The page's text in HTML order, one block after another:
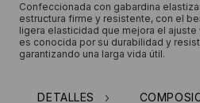
Confeccionada con gabardina
estructura firme y resistente, con el
ligera elasticidad que mejora el
es conocida por su durabilidad y
garantizando una larga vida útil.
DETALLES